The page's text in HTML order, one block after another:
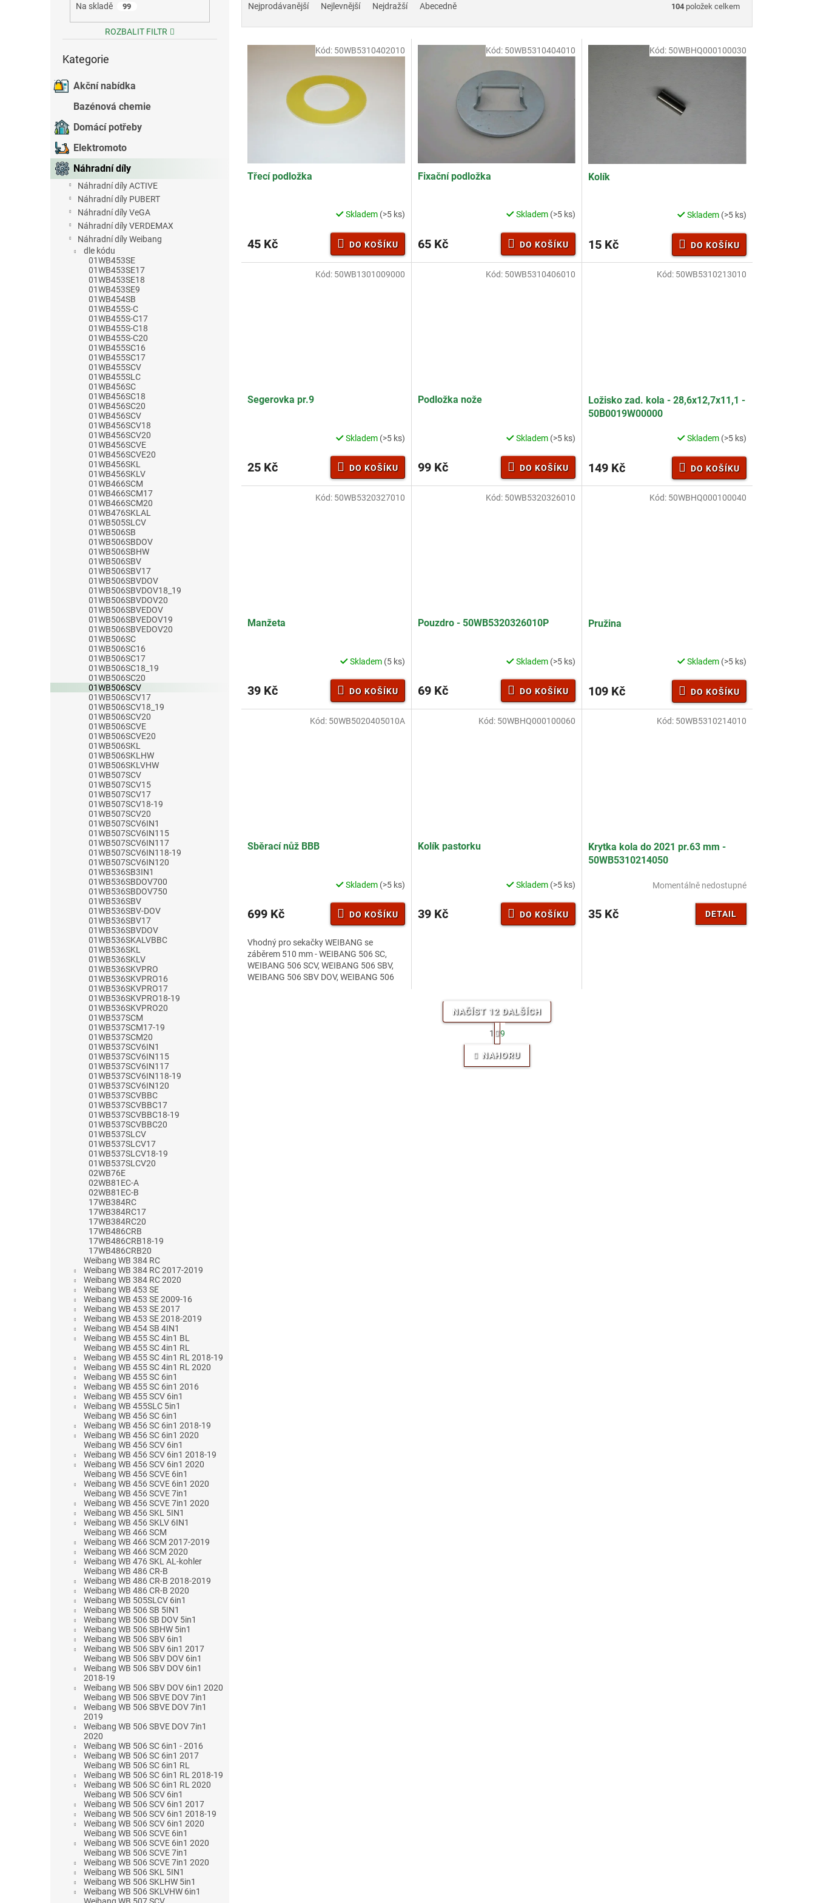
Na skladě 99
ROZBALIT FILTR
kategorie
Kategorie
Akční nabídka
Bazénová chemie
Domácí potřeby
Elektromoto
Náhradní díly
Náhradní díly ACTIVE
Náhradní díly PUBERT
Náhradní díly VeGA
Náhradní díly VERDEMAX
Náhradní díly Weibang
dle kódu
01WB453SE
01WB453SE17
01WB453SE18
01WB453SE9
01WB454SB
01WB455S-C
01WB455S-C17
01WB455S-C18
01WB455S-C20
01WB455SC16
01WB455SC17
01WB455SCV
01WB455SLC
01WB456SC
01WB456SC18
01WB456SC20
01WB456SCV
01WB456SCV18
01WB456SCV20
01WB456SCVE
01WB456SCVE20
01WB456SKL
01WB456SKLV
01WB466SCM
01WB466SCM17
01WB466SCM20
01WB476SKLAL
01WB505SLCV
01WB506SB
01WB506SBDOV
01WB506SBHW
01WB506SBV
01WB506SBV17
01WB506SBVDOV
01WB506SBVDOV18_19
01WB506SBVDOV20
01WB506SBVEDOV
01WB506SBVEDOV19
01WB506SBVEDOV20
01WB506SC
01WB506SC16
01WB506SC17
01WB506SC18_19
01WB506SC20
01WB506SCV
01WB506SCV17
01WB506SCV18_19
01WB506SCV20
01WB506SCVE
01WB506SCVE20
01WB506SKL
01WB506SKLHW
01WB506SKLVHW
01WB507SCV
01WB507SCV15
01WB507SCV17
01WB507SCV18-19
01WB507SCV20
01WB507SCV6IN1
01WB507SCV6IN115
01WB507SCV6IN117
01WB507SCV6IN118-19
01WB507SCV6IN120
01WB536SB3IN1
01WB536SBDOV700
01WB536SBDOV750
01WB536SBV
01WB536SBV-DOV
01WB536SBV17
01WB536SBVDOV
01WB536SKALVBBC
01WB536SKL
01WB536SKLV
01WB536SKVPRO
01WB536SKVPRO16
01WB536SKVPRO17
01WB536SKVPRO18-19
01WB536SKVPRO20
01WB537SCM
01WB537SCM17-19
01WB537SCM20
01WB537SCV6IN1
01WB537SCV6IN115
01WB537SCV6IN117
01WB537SCV6IN118-19
01WB537SCV6IN120
01WB537SCVBBC
01WB537SCVBBC17
01WB537SCVBBC18-19
01WB537SCVBBC20
01WB537SLCV
01WB537SLCV17
01WB537SLCV18-19
01WB537SLCV20
02WB76E
02WB81EC-A
02WB81EC-B
17WB384RC
17WB384RC17
17WB384RC20
17WB486CRB
17WB486CRB18-19
17WB486CRB20
Weibang WB 384 RC
Weibang WB 384 RC 2017-2019
Weibang WB 384 RC 2020
Weibang WB 453 SE
Weibang WB 453 SE 2009-16
Weibang WB 453 SE 2017
Weibang WB 453 SE 2018-2019
Weibang WB 454 SB 4IN1
Weibang WB 455 SC 4in1 BL
Weibang WB 455 SC 4in1 RL
Weibang WB 455 SC 4in1 RL 2018-19
Weibang WB 455 SC 4in1 RL 2020
Weibang WB 455 SC 6in1
Weibang WB 455 SC 6in1 2016
Weibang WB 455 SCV 6in1
Weibang WB 455SLC 5in1
Weibang WB 456 SC 6in1
Weibang WB 456 SC 6in1 2018-19
Weibang WB 456 SC 6in1 2020
Weibang WB 456 SCV 6in1
Weibang WB 456 SCV 6in1 2018-19
Weibang WB 456 SCV 6in1 2020
Weibang WB 456 SCVE 6in1
Weibang WB 456 SCVE 6in1 2020
Weibang WB 456 SCVE 7in1
Weibang WB 456 SCVE 7in1 2020
Weibang WB 456 SKL 5IN1
Weibang WB 456 SKLV 6IN1
Weibang WB 466 SCM
Weibang WB 466 SCM 2017-2019
Weibang WB 466 SCM 2020
Weibang WB 476 SKL AL-kohler
Weibang WB 486 CR-B
Weibang WB 486 CR-B 2018-2019
Weibang WB 486 CR-B 2020
Weibang WB 505SLCV 6in1
Weibang WB 506 SB 5IN1
Weibang WB 506 SB DOV 5in1
Weibang WB 506 SBHW 5in1
Weibang WB 506 SBV 6in1
Weibang WB 506 SBV 6in1 2017
Weibang WB 506 SBV DOV 6in1
Weibang WB 506 SBV DOV 6in1
2018-19
Weibang WB 506 SBV DOV 6in1 2020
Weibang WB 506 SBVE DOV 7in1
Weibang WB 506 SBVE DOV 7in1
2019
Weibang WB 506 SBVE DOV 7in1
2020
Weibang WB 506 SC 6in1 - 2016
Weibang WB 506 SC 6in1 2017
Weibang WB 506 SC 6in1 RL
Weibang WB 506 SC 6in1 RL 2018-19
Weibang WB 506 SC 6in1 RL 2020
Weibang WB 506 SCV 6in1
Weibang WB 506 SCV 6in1 2017
Weibang WB 506 SCV 6in1 2018-19
Weibang WB 506 SCV 6in1 2020
Weibang WB 506 SCVE 6in1
Weibang WB 506 SCVE 6in1 2020
Weibang WB 506 SCVE 7in1
Weibang WB 506 SCVE 7in1 2020
Weibang WB 506 SKL 5IN1
Weibang WB 506 SKLHW 5in1
Weibang WB 506 SKLVHW 6in1
Weibang WB 507 SCV
e
n
ů
Nejprodávanější Nejlevnější Nejdražší Abecedně 104 položek celkem
V
Třecí podložka
Skladem (>5 ks)
45 Kč DO KOŠÍKU
Kód: 50WB5310402010
Fixační podložka
Skladem (>5 ks)
65 Kč DO KOŠÍKU
Kód: 50WB5310404010
Kolík
Skladem (>5 ks)
15 Kč DO KOŠÍKU
Kód: 50WBHQ000100030
Segerovka pr.9
Skladem (>5 ks)
25 Kč DO KOŠÍKU
Kód: 50WB1301009000
Podložka nože
Skladem (>5 ks)
99 Kč DO KOŠÍKU
Kód: 50WB5310406010
Ložisko zad. kola - 28,6x12,7x11,1 -
50B0019W00000
Skladem (>5 ks)
149 Kč DO KOŠÍKU
Kód: 50WB5310213010
Manžeta
Skladem (5 ks)
39 Kč DO KOŠÍKU
Kód: 50WB5320327010
Pouzdro - 50WB5320326010P
Skladem (>5 ks)
69 Kč DO KOŠÍKU
Kód: 50WB5320326010
Pružina
Skladem (>5 ks)
109 Kč DO KOŠÍKU
Kód: 50WBHQ000100040
Sběrací nůž BBB
produktu
je
z
5
hvězdiček.
Skladem (>5 ks)
699 Kč DO KOŠÍKU
Vhodný pro sekačky WEIBANG se
záběrem 510 mm - WEIBANG 506 SC,
WEIBANG 506 SCV, WEIBANG 506 SBV,
WEIBANG 506 SBV DOV, WEIBANG 506
Kód: 50WB5020405010A
Kolík pastorku
Skladem (>5 ks)
39 Kč DO KOŠÍKU
Kód: 50WBHQ000100060
Krytka kola do 2021 pr.63 mm -
50WB5310214050
Momentálně nedostupné
35 Kč DETAIL
Kód: 50WB5310214010
O
v
l
NAČÍST 12 DALŠÍCH
t
r
á
n
1 9
NAHORU